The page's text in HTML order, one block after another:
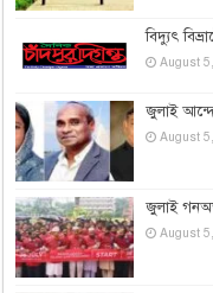
বিদ্যুৎ
August
জুলাই
August
জুলাই
August